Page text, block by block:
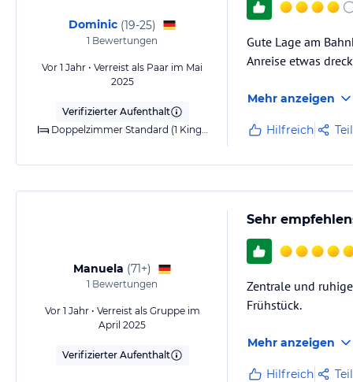
Dominic (19-25)
1 Bewertungen
Vor 1 Jahr • Verreist als Paar im Mai
2025
Verifizierter Aufenthalt
Doppelzimmer Standard (1 Kingsize-Bett)
Gute Lage am
Anreise etwas
Mehr anzeigen
Hilfreich
Manuela (71+)
1 Bewertungen
Vor 1 Jahr • Verreist als Gruppe im
April 2025
Verifizierter Aufenthalt
Sehr
Zentrale und
Frühstück.
Mehr anzeigen
Hilfreich